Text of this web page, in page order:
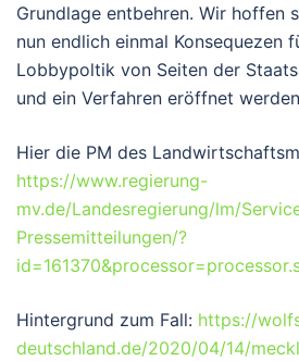
Grundlage entbehren. Wir hoffen
nun endlich einmal Konsequezen
Lobbypoltik von Seiten der
und ein Verfahren eröffnet
Hier die PM des
https://www.regierung-
mv.de/Landesregierung/lm/
Pressemitteilungen/?
Hintergrund zum Fall: https://
deutschland.de/2020/04/14/